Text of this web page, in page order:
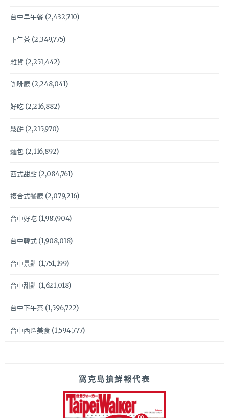
台中早午餐(2,432,710)
下午茶(2,349,775)
雜貨 (2,251,442)
咖啡廳(2,248,041)
好吃(2,216,882)
鬆餅(2,215,970)
麵包(2,116,892)
西式甜點(2,084,761)
複合式餐廳(2,079,216)
台中好吃(1,987,904)
台中韓式(1,908,018)
台中景點(1,751,199)
台中甜點(1,621,018)
台中下午茶(1,596,722)
台中西區美食(1,594,777)
窩克島搶鮮報代表